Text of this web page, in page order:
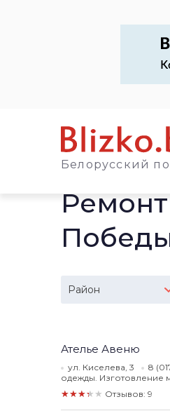
Белорусский
Район
Ателье Авеню
ул. Киселева, 3 8
одежды. Изготовление
★★★★★ Отзывов: 9